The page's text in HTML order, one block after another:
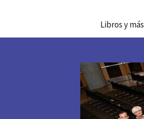
Libros y más